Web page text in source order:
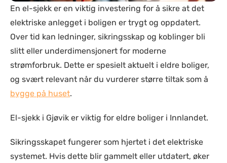
En el-sjekk er en viktig investering for å sikre at det
elektriske anlegget i boligen er trygt og oppdatert.
Over tid kan ledninger, sikringsskap og koblinger bli
slitt eller underdimensjonert for moderne
strømforbruk. Dette er spesielt aktuelt i eldre boliger,
og svært relevant når du vurderer større tiltak som å
bygge på huset.
El-sjekk i Gjøvik er viktig for eldre boliger i Innlandet.
Sikringsskapet fungerer som hjertet i det elektriske
systemet. Hvis dette blir gammelt eller utdatert, øker